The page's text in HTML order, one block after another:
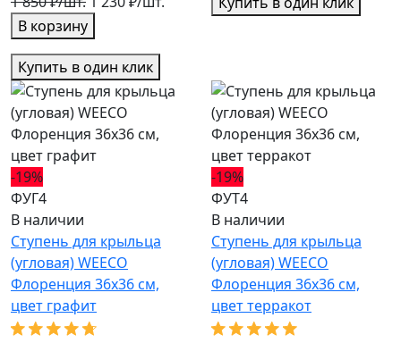
В корзину
Купить в один клик
-19%
ФУГ4
В наличии
Ступень для крыльца
(угловая) WEECO
Флоренция 36х36 см,
цвет графит
-19%
ФУТ4
В наличии
Ступень для крыльца
(угловая) WEECO
Флоренция 36х36 см,
цвет терракот